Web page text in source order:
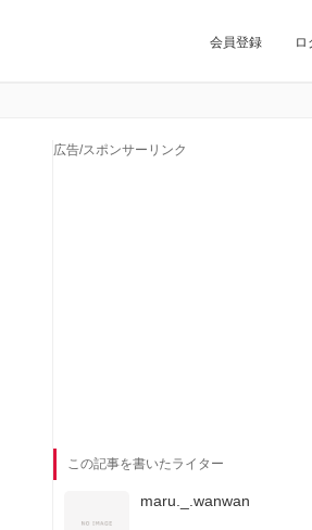
会員登録 ロ
広告/スポンサーリンク
この記事を書いたライター
maru._.wanwan